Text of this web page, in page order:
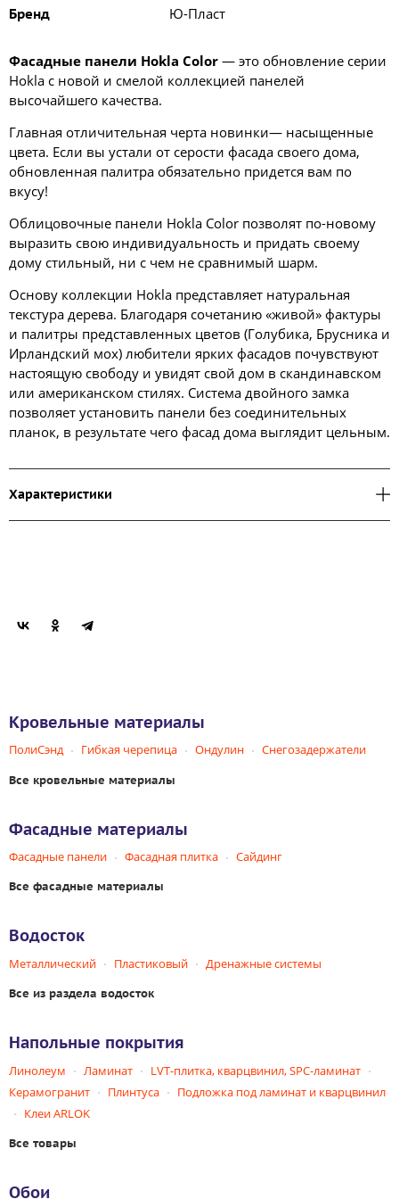
Бренд Ю-Пласт
Фасадные панели Hokla Color — это обновление серии
Hokla с новой и смелой коллекцией панелей
высочайшего качества.
Главная отличительная черта новинки— насыщенные
цвета. Если вы устали от серости фасада своего дома,
обновленная палитра обязательно придется вам по
вкусу!
Облицовочные панели Hokla Color позволят по-новому
выразить свою индивидуальность и придать своему
дому стильный, ни с чем не сравнимый шарм.
Основу коллекции Hokla представляет натуральная
текстура дерева. Благодаря сочетанию «живой» фактуры
и палитры представленных цветов (Голубика, Брусника и
Ирландский мох) любители ярких фасадов почувствуют
настоящую свободу и увидят свой дом в скандинавском
или американском стилях. Система двойного замка
позволяет установить панели без соединительных
планок, в результате чего фасад дома выглядит цельным.
Характеристики
Кровельные материалы
ПолиСэнд Гибкая черепица Ондулин Снегозадержатели
Все кровельные материалы
Фасадные материалы
Фасадные панели Фасадная плитка Сайдинг
Все фасадные материалы
Водосток
Металлический Пластиковый Дренажные системы
Все из раздела водосток
Напольные покрытия
Линолеум Ламинат
LVT-плитка, кварцвинил, SPC-ламинат
Керамогранит
Плинтуса
Подложка под ламинат и кварцвинил
Клеи ARLOK
Все товары
Обои